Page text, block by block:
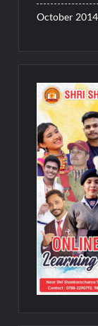
October 2014